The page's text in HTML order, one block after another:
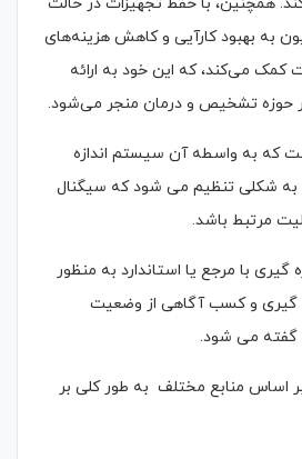
به بهبود کارآیی و کاهش هزینه‌های
کمک می‌کند، که این خود به ارائه
حوزه تشخیص و درمان منجر می‌شود.
که به واسطه آن سیستم اندازه
شکلی تنظیم می شود که سیگنال
مرتبط باشد.
گیری با مرجع یا استاندارد به منظور
گیری و کسب آگاهی از وضعیت
گفته می شود.
اساس منابع مختلف به طور کلی بر